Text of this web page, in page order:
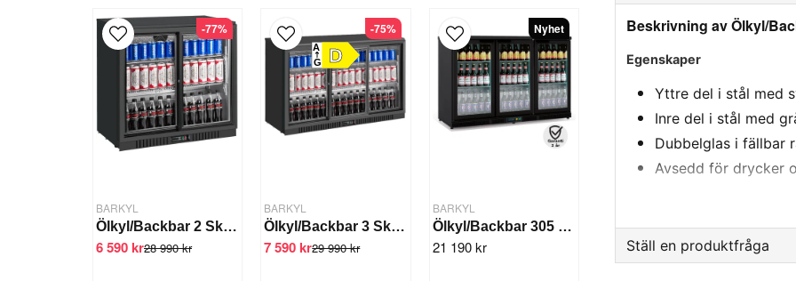
BARKYL
Ölkyl/Backbar 2 Skjutdörrar LG-208S
28 990 kr
6 590 kr
-77%
BARKYL
Ölkyl/Backbar 3 Skjutdörrar Svart LG-330S
29 990 kr
7 590 kr
D
A
G
-75%
BARKYL
Ölkyl/Backbar 305 Ltr. 3x Skjutdörr
21 190 kr
Nyhet Beskrivning av Ölkyl/
Egenskaper
Yttre del i stål med
Inre del i stål med
Dubbelglas i fällbar
Avsedd för drycker
Förstärkt
Digital temperatur-
Ställ en produktfråga